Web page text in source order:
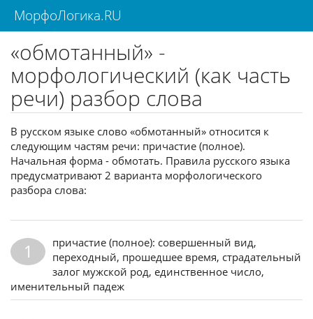
МорфоЛогика.RU
«обмотанный» -
морфологический (как часть
речи) разбор слова
В русском языке слово «обмотанный» относится к
следующим частям речи: причастие (полное).
Начальная форма - обмотать. Правила русского языка
предусматривают 2 варианта морфологического
разбора слова:
1
причастие (полное): совершенный вид,
переходный, прошедшее время, страдательный
залог мужской род, единственное число,
именительный падеж